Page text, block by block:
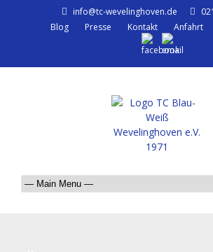
info@tc-wevelinghoven.de
Blog
Presse Kontakt Anfahrt